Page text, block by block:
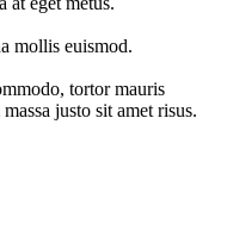
mollis euismod.
tortor mauris
justo sit amet risus.